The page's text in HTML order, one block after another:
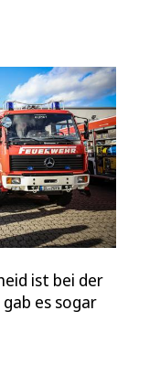
ist bei der
es sogar